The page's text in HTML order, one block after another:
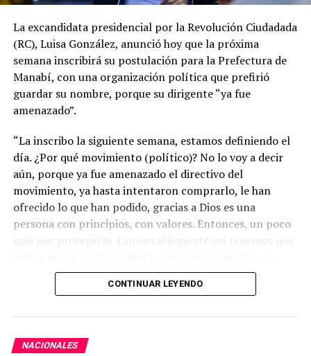
La excandidata presidencial por la Revolución Ciudadada
(RC), Luisa González, anunció hoy que la próxima
semana inscribirá su postulación para la Prefectura de
Manabí, con una organización política que prefirió
guardar su nombre, porque su dirigente “ya fue
amenazado”.
“La inscribo la siguiente semana, estamos definiendo el
día. ¿Por qué movimiento (político)? No lo voy a decir
aún, porque ya fue amenazado el directivo del
movimiento, ya hasta intentaron comprarlo, le han
ofrecido lo que han podido, gracias a Dios es una
persona con principios, con valores. Entonces, un poco
más por protegerlo. Lamentablemente así tenemos que
entrevista a Los Especialistas del medio Ecuador en
Dijo que es muy doloroso escuchar a la gente decir: ¿te
dejarán participar en las elecciones seccionales? No
CONTINUAR LEYENDO
NACIONALES